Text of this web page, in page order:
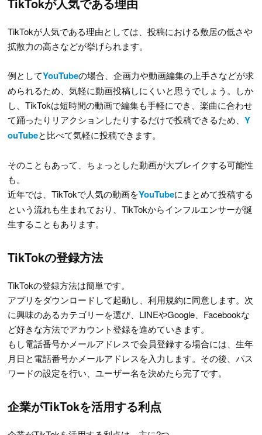
TikTokが人気である理由としては、投稿における敷居の低さや
拡散力の高さなどが挙げられます。
例としてYouTubeの場合、企画力や動画編集の上手さなどが求
められるため、気軽に動画投稿しにくいと思うでしょう。しか
し、TikTokは短時間の動画で編集も手軽にでき、楽曲に合わせ
て踊ったりリアクションしたりするだけで投稿できるため、Y
ouTubeと比べて気軽に投稿できます。
そのこともあって、ちょっとした動画が大ブレイクする可能性
も。
近年では、TikTokで人気の動画をYouTubeにまとめて投稿する
という流れも生まれており、TikTokからインフルエンサーが誕
生することもあります。
TikTokの登録方法
TikTokの登録方法は簡単です。
アプリをダウンロードして起動し、利用規約に同意します。次
に興味のあるカテゴリーを選び、LINEやGoogle、Facebookな
ど好きな方法でアカウント登録を進めていきます。
もし電話番号かメールアドレスで会員登録する場合には、生年
月日と電話番号かメールアドレスを入力します。その後、パス
ワードの設定を行い、ユーザー名を決めたら完了です。
企業がTikTokを活用する利点